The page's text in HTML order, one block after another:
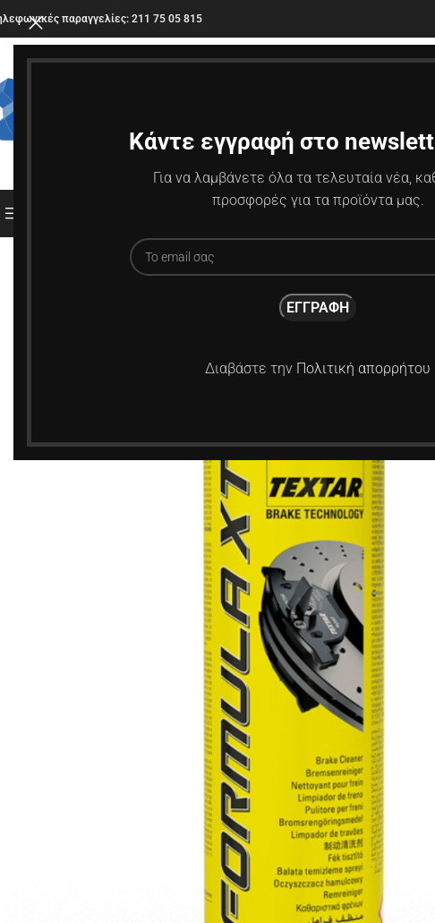
Κάντε εγγραφή στο
Για να λαμβάνετε όλα τα τελευταία νέα,
προσφορές για τα προϊόντα μας.
Διαβάστε την Πολιτική απορρήτου
παραγγελίες: 211 75 05 815